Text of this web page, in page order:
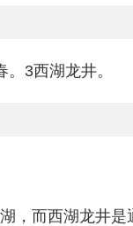
3西湖龙井。
，而西湖龙井